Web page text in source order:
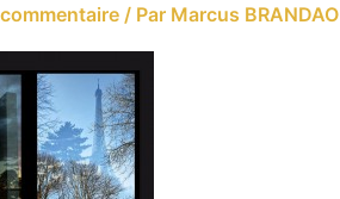
/ Par Marcus BRANDAO